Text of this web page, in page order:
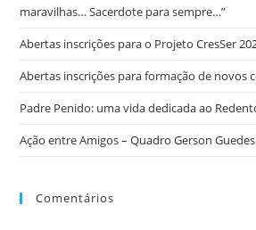
maravilhas… Sacerdote para sempre…”
Abertas inscrições para o Projeto CresSer
Abertas inscrições para formação de novos
Padre Penido: uma vida dedicada ao
Ação entre Amigos – Quadro Gerson Guedes
Comentários